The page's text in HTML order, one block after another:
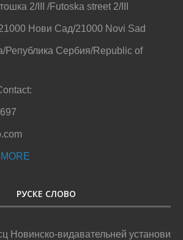
2/III /Futoska street 2/III
Нови Сад/21000 Novi Sad
Република Сербия/Republic of
РУСКЕ СЛОВО
Новинско-видавательней установи